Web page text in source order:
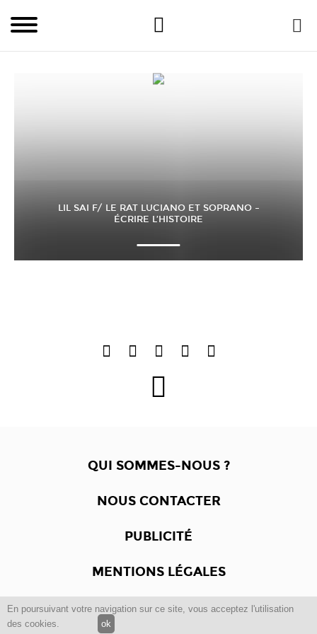
En poursuivant votre navigation sur ce site, vous acceptez l'utilisation
des cookies.
ok
LIL SAI F/ LE RAT LUCIANO ET SOPRANO –
ÉCRIRE L’HISTOIRE
QUI SOMMES-NOUS ?
NOUS CONTACTER
PUBLICITÉ
MENTIONS LÉGALES
Copyright © 2012 -2017Dewalgo- Tous droits réservés.